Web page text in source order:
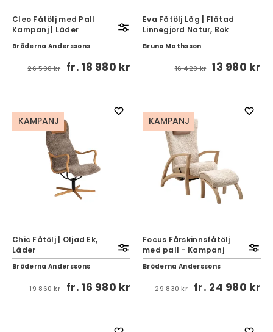
Cleo Fåtölj med Pall
Kampanj | Läder
Bröderna Anderssons
26 590 kr fr.18 980 kr
Eva Fåtölj Låg | Flätad
Linnegjord Natur, Bok
Bruno Mathsson
16 420 kr 13 980 kr
KAMPANJ
Chic Fåtölj | Oljad Ek,
Läder
Bröderna Anderssons
19 860 kr fr.16 980 kr
KAMPANJ
Focus Fårskinnsfåtölj
med pall - Kampanj
Bröderna Anderssons
29 830 kr fr. 24 980 kr